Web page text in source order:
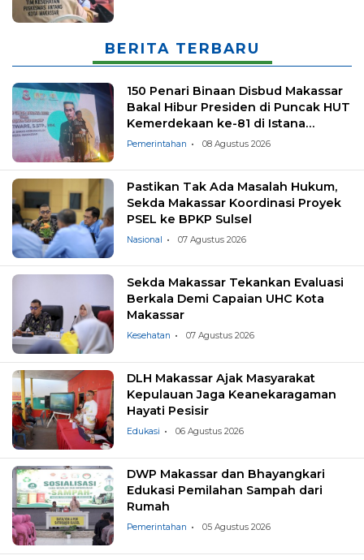
BERITA TERBARU
150 Penari Binaan Disbud Makassar
Bakal Hibur Presiden di Puncak HUT
Kemerdekaan ke-81 di Istana
Negara
Pemerintahan 08 Agustus 2026
Pastikan Tak Ada Masalah Hukum,
Sekda Makassar Koordinasi Proyek
PSEL ke BPKP Sulsel
Nasional 07 Agustus 2026
Sekda Makassar Tekankan Evaluasi
Berkala Demi Capaian UHC Kota
Makassar
Kesehatan 07 Agustus 2026
DLH Makassar Ajak Masyarakat
Kepulauan Jaga Keanekaragaman
Hayati Pesisir
Edukasi 06 Agustus 2026
DWP Makassar dan Bhayangkari
Edukasi Pemilahan Sampah dari
Rumah
Pemerintahan 05 Agustus 2026